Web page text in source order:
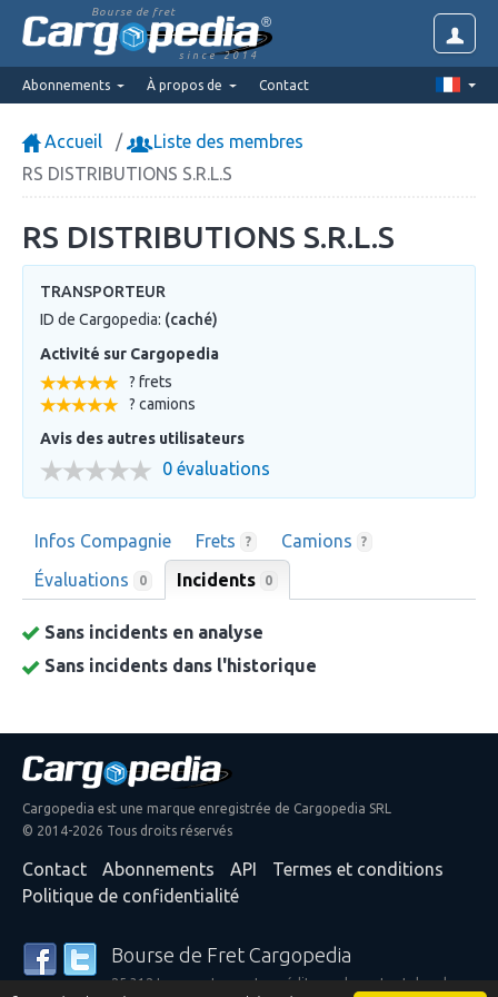
Bourse de fret
since 2014
Abonnements À propos de Contact
Accueil
Liste des membres
RS DISTRIBUTIONS S.R.L.S
RS DISTRIBUTIONS S.R.L.S
TRANSPORTEUR
ID de Cargopedia: (caché)
Activité sur Cargopedia
? frets
? camions
Avis des autres utilisateurs
0 évaluations
Infos Compagnie Frets ? Camions ?
Évaluations 0 Incidents 0
Sans incidents en analyse
Sans incidents dans l'historique
Cargopedia est une marque enregistrée de Cargopedia SRL
© 2014-2026 Tous droits réservés
Contact Abonnements API
Termes et conditions
Politique de confidentialité
Bourse de Fret Cargopedia
25 312 transporteurs et expéditeurs de partout dans le